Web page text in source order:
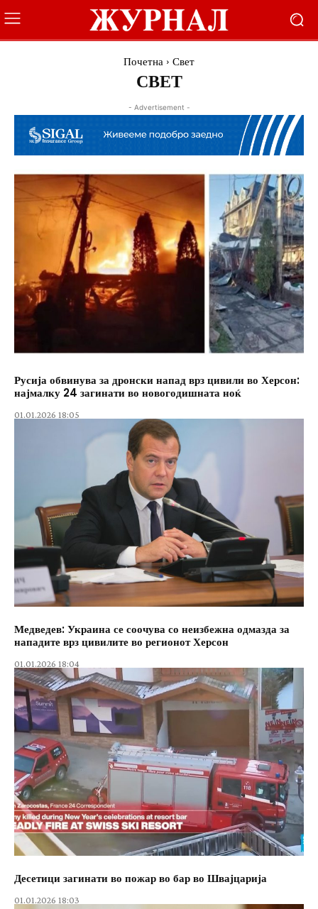
Почетна Свет
СВЕТ
- Advertisement -
Русија обвинува за дронски напад врз цивили во Херсон:
најмалку 24 загинати во новогодишната ноќ
01.01.2026 18:05
Медведев: Украина се соочува со неизбежна одмазда за
нападите врз цивилите во регионот Херсон
01.01.2026 18:04
Десетици загинати во пожар во бар во Швајцарија
01.01.2026 18:03